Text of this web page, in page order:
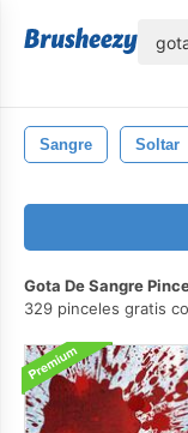
Sangre Soltar
Gota De Sangre
329 pinceles gratis